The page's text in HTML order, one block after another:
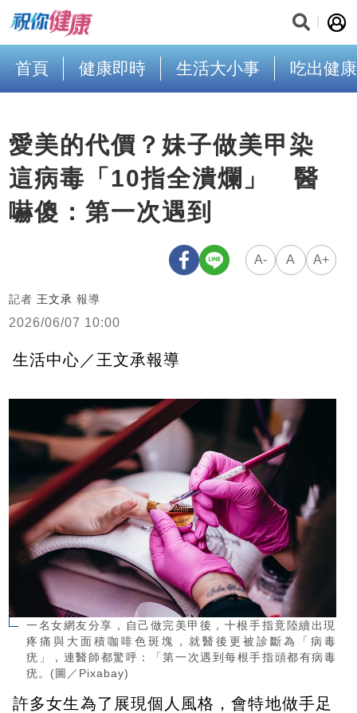
首頁 健康即時 生活大小事 吃出健康
愛美的代價？妹子做美甲染
這病毒「10指全潰爛」 醫
嚇傻：第一次遇到
A- A A+
記者 王文承 報導
2026/06/07 10:00
生活中心／王文承報導
一名女網友分享，自己做完美甲後，十根手指竟陸續出現
疼痛與大面積咖啡色斑塊，就醫後更被診斷為「病毒
疣」，連醫師都驚呼：「第一次遇到每根手指頭都有病毒
疣。(圖／Pixabay)
許多女生為了展現個人風格，會特地做手足